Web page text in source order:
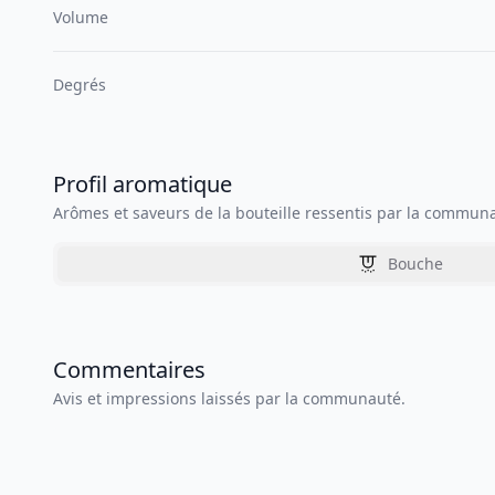
Volume
Degrés
Profil aromatique
Arômes et saveurs de la bouteille ressentis par la
Bouche
Commentaires
Avis et impressions laissés par la communauté.